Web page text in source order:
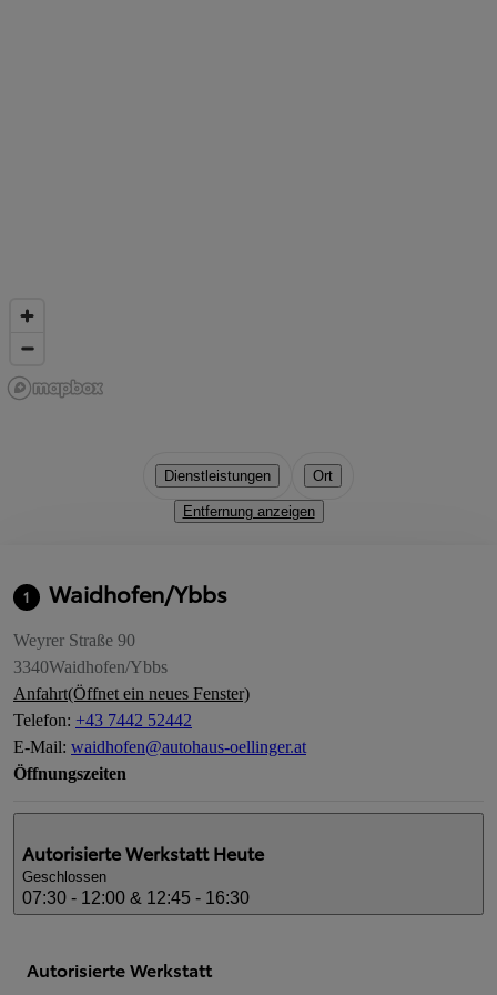
Dienstleistungen Ort
Entfernung anzeigen
1 Waidhofen/Ybbs
Weyrer Straße 90
3340Waidhofen/Ybbs
Anfahrt(Öffnet ein neues Fenster)
Telefon: +43 7442 52442
E-Mail: waidhofen@autohaus-oellinger.at
Öffnungszeiten
Autorisierte Werkstatt Heute
Geschlossen
07:30 - 12:00 & 12:45 - 16:30
Autorisierte Werkstatt